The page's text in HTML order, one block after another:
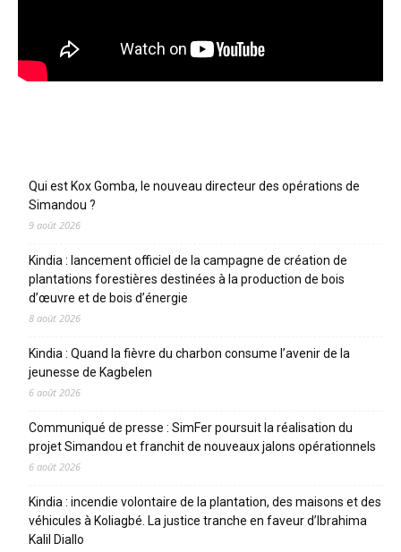
Qui est Kox Gomba, le nouveau directeur des opérations de
Simandou ?
9 août 2026
Kindia : lancement officiel de la campagne de création de
plantations forestières destinées à la production de bois
d’œuvre et de bois d’énergie
8 août 2026
Kindia : Quand la fièvre du charbon consume l’avenir de la
jeunesse de Kagbelen
6 août 2026
Communiqué de presse : SimFer poursuit la réalisation du
projet Simandou et franchit de nouveaux jalons opérationnels
6 août 2026
Kindia : incendie volontaire de la plantation, des maisons et des
véhicules à Koliagbé. La justice tranche en faveur d’Ibrahima
Kalil Diallo